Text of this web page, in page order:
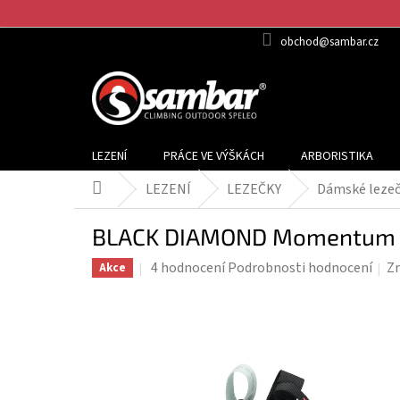
na
obchod@sambar.cz
LEZENÍ PRÁCE VE VÝŠKÁCH ARBORISTIKA
Domů LEZENÍ LEZEČKY Dámské
BLACK DIAMOND
Akce
Průměrné
4 hodnocení Podrobnosti hodnocení